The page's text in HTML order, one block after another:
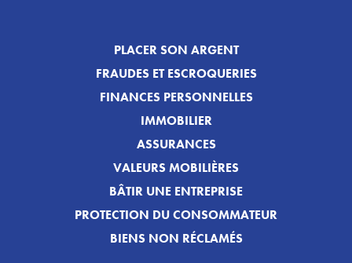
PLACER SON ARGENT
FRAUDES ET ESCROQUERIES
FINANCES PERSONNELLES
IMMOBILIER
ASSURANCES
VALEURS MOBILIÈRES
BÂTIR UNE ENTREPRISE
PROTECTION DU CONSOMMATEUR
BIENS NON RÉCLAMÉS